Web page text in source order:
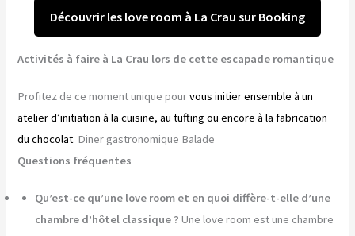
Découvrir les love room à La Crau sur Booking
Activités à faire à La Crau lors de cette escapade romantique
Profitez de ce moment unique pourvous initier ensemble à un
atelier d’initiation à la cuisine, au tufting ou encore à la fabrication
du chocolat. Diner gastronomique Balade
Questions fréquentes
Qu’est-ce qu’une love room et en quoi diffère-t-elle d’une
chambre d’hôtel classique ? Une love room est une chambre